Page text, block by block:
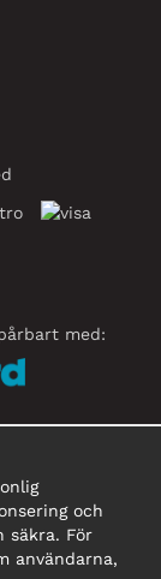
med:
och
säkra. För
användarna,